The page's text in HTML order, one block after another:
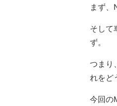
まず、
そして
ず。
つまり
れをど
今回の